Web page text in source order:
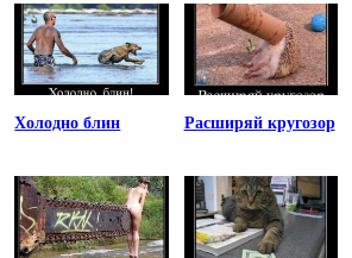
Холодно блин Расширяй кругозор